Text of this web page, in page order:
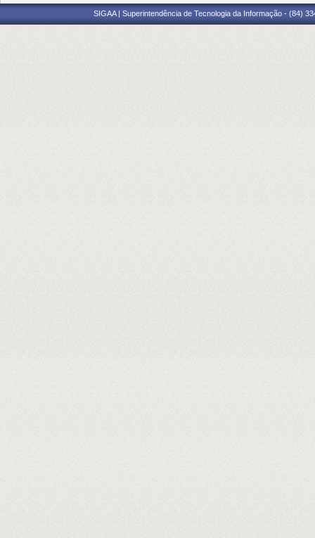
SIGAA | Superintendência de Tecnologia da Informação - (84)